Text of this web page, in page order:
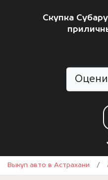
Скупка
Выкуп авто в Астрахани /